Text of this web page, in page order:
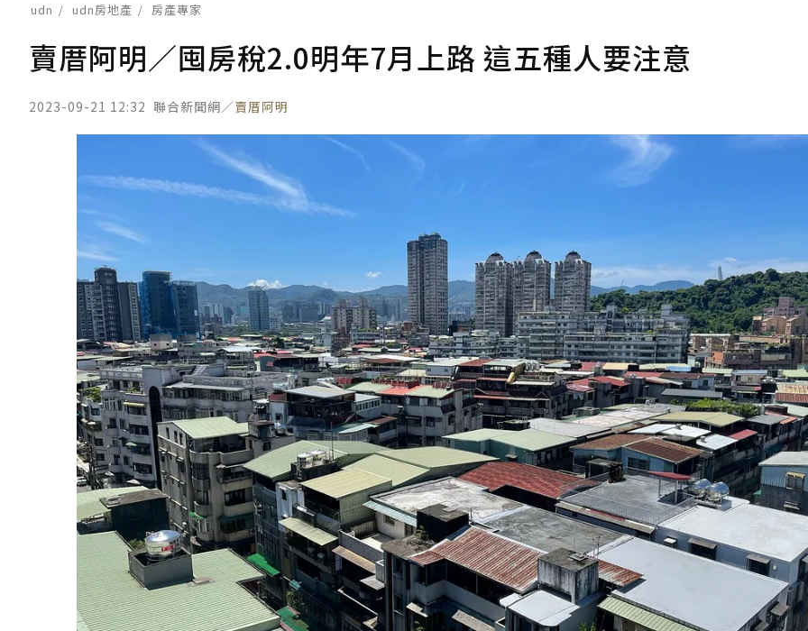
udn udn房地產 房產專家
賣厝阿明／囤房稅2.0明年7月上路 這五種人要注意
2023-09-21 12:32 聯合新聞網／賣厝阿明